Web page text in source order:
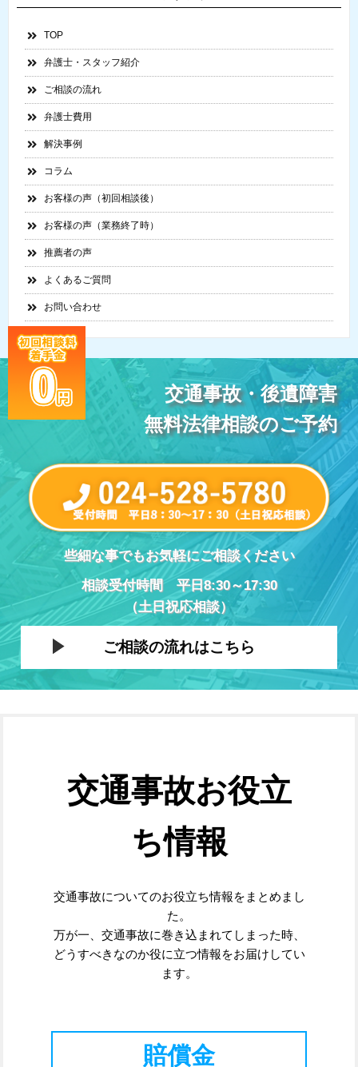
TOP
弁護士・スタッフ紹介
ご相談の流れ
弁護士費用
解決事例
コラム
お客様の声（初回相談後）
お客様の声（業務終了時）
推薦者の声
よくあるご質問
お問い合わせ
交通事故・後遺障害
無料法律相談のご予約
些細な事でもお気軽にご相談ください
相談受付時間 平日8:30～17:30
（土日祝応相談）
ご相談の流れはこちら
交通事故お役立
ち情報
交通事故についてのお役立ち情報をまとめまし
た。
万が一、交通事故に巻き込まれてしまった時、
どうすべきなのか役に立つ情報をお届けしてい
ます。
賠償金